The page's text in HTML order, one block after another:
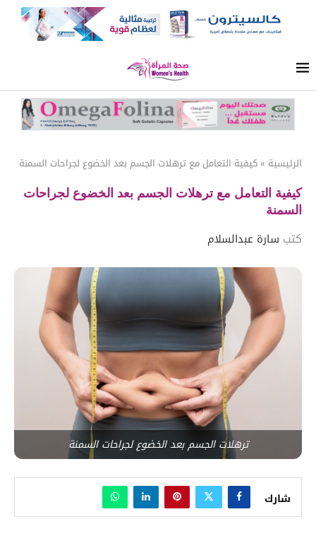
الرئيسية »كيفية التعامل مع ترهلات الجسم بعد الخضوع لجراحات السمنة
كيفية التعامل مع ترهلات الجسم بعد الخضوع لجراحات
السمنة
كتب سارة عبدالسلام
ترهلات الجسم بعد الخضوع لجراحات السمنة
شارك